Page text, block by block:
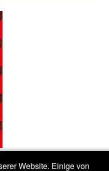
Website. Einige von